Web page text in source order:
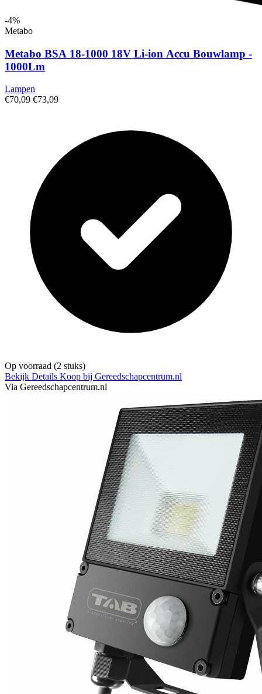
-4%
Metabo
Metabo BSA 18-1000 18V Li-ion Accu Bouwlamp -
1000Lm
Lampen
€70,09 €73,09
Op voorraad (2 stuks)
Bekijk Details Koop bij Gereedschapcentrum.nl
Via Gereedschapcentrum.nl